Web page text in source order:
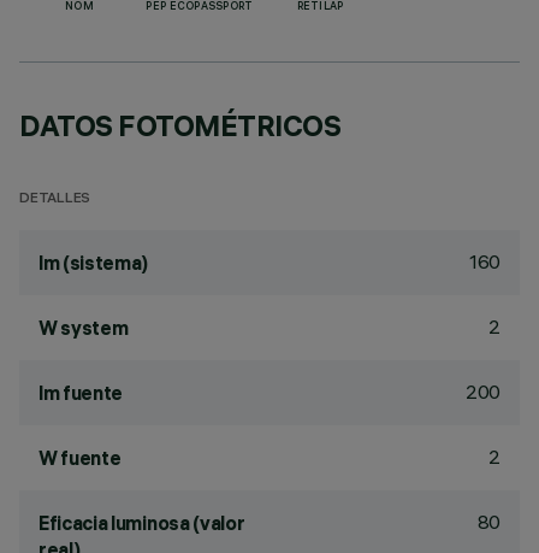
NOM PEP ECOPASSPORT RETILAP
DATOS FOTOMÉTRICOS
DETALLES
lm (sistema) 160
W system 2
lm fuente 200
W fuente 2
Eficacia luminosa (valor
80